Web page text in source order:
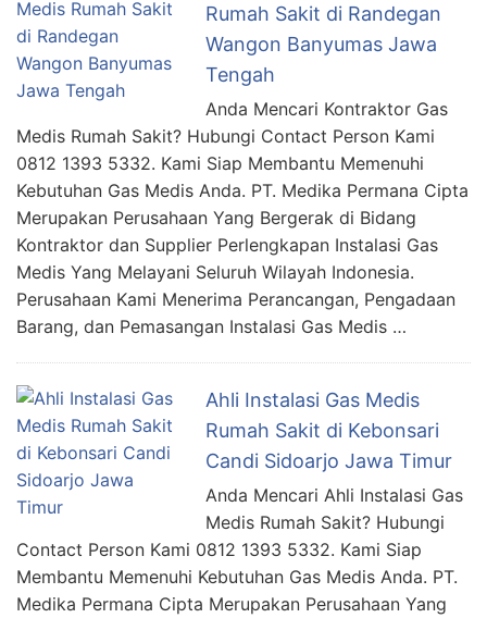
Rumah Sakit di Randegan
Wangon Banyumas Jawa
Tengah
Anda Mencari Kontraktor Gas
Medis Rumah Sakit? Hubungi Contact Person Kami
0812 1393 5332. Kami Siap Membantu Memenuhi
Kebutuhan Gas Medis Anda. PT. Medika Permana Cipta
Merupakan Perusahaan Yang Bergerak di Bidang
Kontraktor dan Supplier Perlengkapan Instalasi Gas
Medis Yang Melayani Seluruh Wilayah Indonesia.
Perusahaan Kami Menerima Perancangan, Pengadaan
Barang, dan Pemasangan Instalasi Gas Medis …
Ahli Instalasi Gas Medis
Rumah Sakit di Kebonsari
Candi Sidoarjo Jawa Timur
Anda Mencari Ahli Instalasi Gas
Medis Rumah Sakit? Hubungi
Contact Person Kami 0812 1393 5332. Kami Siap
Membantu Memenuhi Kebutuhan Gas Medis Anda. PT.
Medika Permana Cipta Merupakan Perusahaan Yang